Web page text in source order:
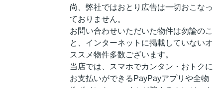
尚、弊社ではおとり広告は一切おこなっ
ておりません。
お問い合わせいただいた物件は勿論のこ
と、インターネットに掲載していないオ
ススメ物件多数ございます。
当店では、スマホでカンタン・おトクに
お支払いができるPayPayアプリや全物